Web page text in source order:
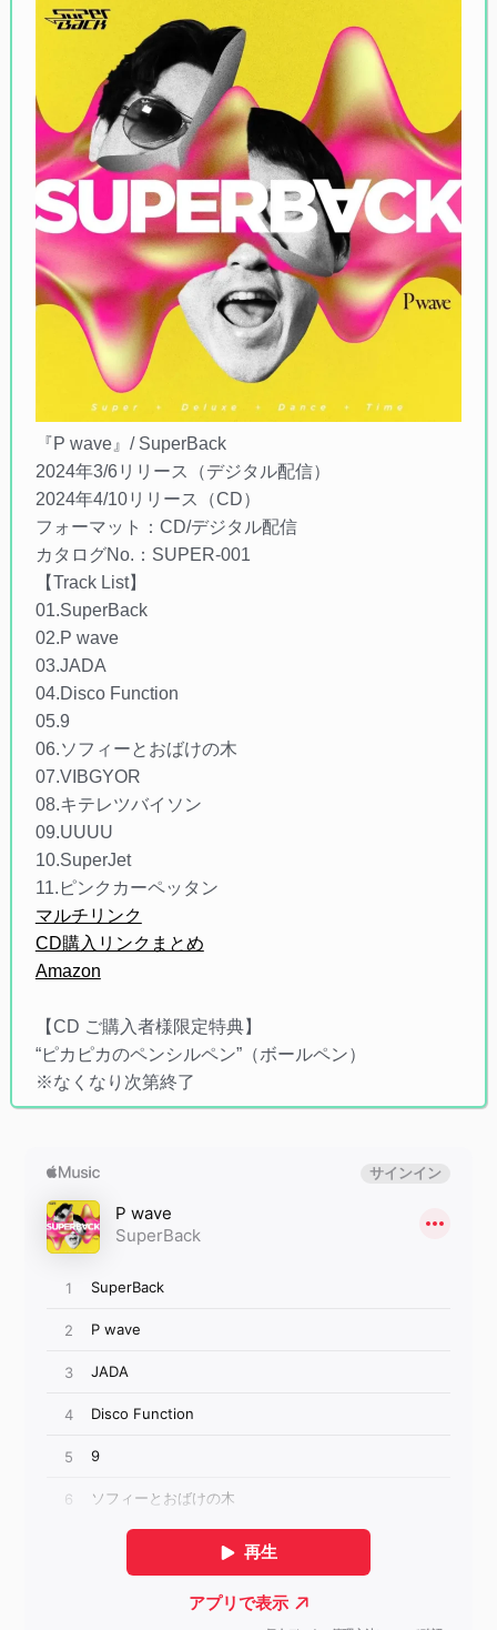
『P wave』/ SuperBack
2024年3/6リリース（デジタル配信）
2024年4/10リリース（CD）
フォーマット：CD/デジタル配信
カタログNo.：SUPER-001
【Track List】
01.SuperBack
02.P wave
03.JADA
04.Disco Function
05.9
06.ソフィーとおばけの木
07.VIBGYOR
08.キテレツバイソン
09.UUUU
10.SuperJet
11.ピンクカーペッタン
マルチリンク
CD購入リンクまとめ
Amazon
【CD ご購入者様限定特典】
“ピカピカのペンシルペン”（ボールペン）
※なくなり次第終了